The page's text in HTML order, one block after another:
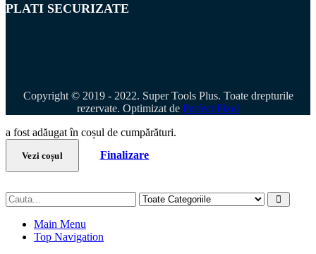
PLATI SECURIZATE
Copyright © 2019 - 2022. Super Tools Plus. Toate drepturile
rezervate. Optimizat de Perfect Pixel
a fost adăugat în coșul de cumpărături.
Vezi coșul Finalizare
Main Menu
Top Navigation